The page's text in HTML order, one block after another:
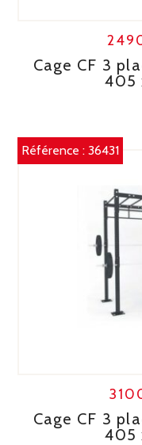
Cage CF 3
405
Référence :36431
Cage CF 3
405